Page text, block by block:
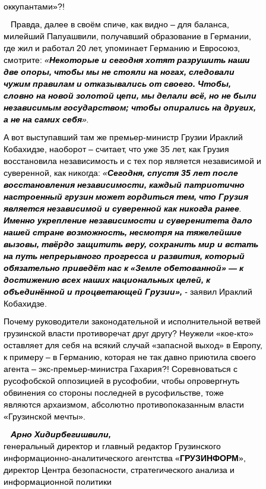
оккупантами»?!
Правда, далее в своём спиче, как видно – для баланса,
милейший Папуашвили, получавший образование в Германии,
где жил и работал 20 лет, упоминает Германию и Евросоюз,
смотрите: «Некоторые и сегодня хотят разрушить наши
две опоры, чтобы мы не стояли на ногах, следовали
чужим правилам и отказывались от своего. Чтобы,
словно на новой золотой цепи, мы делали всё, но не были
независимым государством; чтобы опирались на других,
а не на самих себя».
А вот выступавший там же премьер-министр Грузии Ираклий
Кобахидзе, наоборот – считает, что уже 35 лет, как Грузия
восстановила независимость и с тех пор является независимой и
суверенной, как никогда: «Сегодня, спустя 35 лет после
восстановления независимости, каждый патриотично
настроенный грузин может гордиться тем, что Грузия
является независимой и суверенной как никогда ранее
Именно укрепление независимости и суверенитета дало
нашей стране возможность, несмотря на тяжелейшие
вызовы, твёрдо защитить веру, сохранить мир и встать
на путь непрерывного прогресса и развития, который
обязательно приведёт нас к «Земле обетованной» — к
достижению всех наших национальных целей, к
объединённой и процветающей Грузии», - заявил Ираклий
Кобахидзе.
Почему руководители законодательной и исполнительной ветвей
грузинской власти противоречат друг другу? Неужели «кое-кто»
оставляет для себя на всякий случай «запасной выход» в Европу,
к примеру – в Германию, которая не так давно приютила своего
агента – экс-премьер-министра Гахария?! Соревноваться с
русофобской оппозицией в русофобии, чтобы опровергнуть
обвинения со стороны последней в русофильстве, тоже
являются архаизмом, абсолютно противопоказанным власти
«Грузинской мечты».
Арно Хидирбегишвили,
генеральный директор и главный редактор Грузинского
информационно-аналитического агентства «ГРУЗИНФОРМ»,
директор Центра безопасности, стратегического анализа и
информационной политики